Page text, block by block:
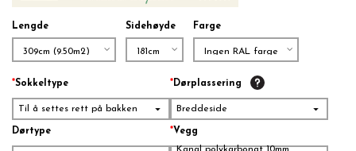
Lengde Sidehøyde Farge
*Sokkeltype
Til å settes rett på bakken
*Dørplassering
Breddeside
Dørtype *Vegg